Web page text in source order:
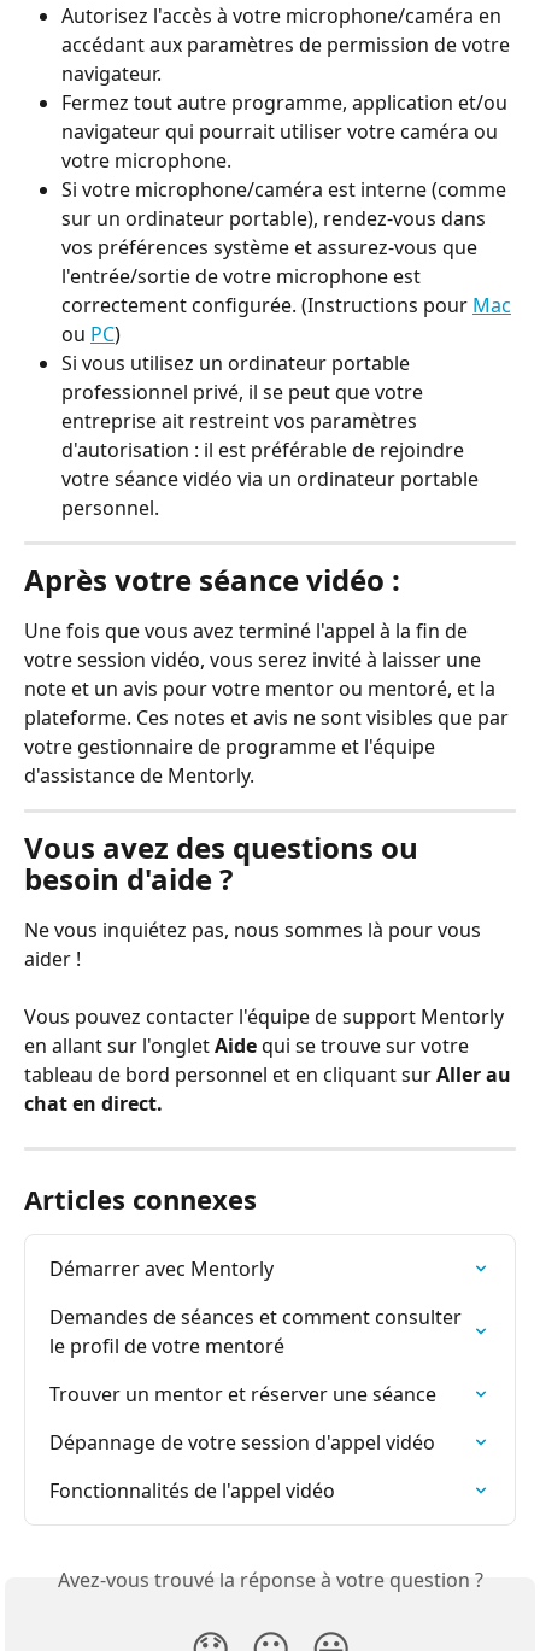
Autorisez l'accès à votre microphone/caméra en
accédant aux paramètres de permission de votre
navigateur.
Fermez tout autre programme, application et/ou
navigateur qui pourrait utiliser votre caméra ou
votre microphone.
Si votre microphone/caméra est interne (comme
sur un ordinateur portable), rendez-vous dans
vos préférences système et assurez-vous que
l'entrée/sortie de votre microphone est
correctement configurée. (Instructions pour Mac
ou PC)
Si vous utilisez un ordinateur portable
professionnel privé, il se peut que votre
entreprise ait restreint vos paramètres
d'autorisation : il est préférable de rejoindre
votre séance vidéo via un ordinateur portable
personnel.
Après votre séance vidéo :
Une fois que vous avez terminé l'appel à la fin de
votre session vidéo, vous serez invité à laisser une
note et un avis pour votre mentor ou mentoré, et la
plateforme. Ces notes et avis ne sont visibles que par
votre gestionnaire de programme et l'équipe
d'assistance de Mentorly.
Vous avez des questions ou
besoin d'aide ?
Ne vous inquiétez pas, nous sommes là pour vous
aider !
Vous pouvez contacter l'équipe de support Mentorly
en allant sur l'onglet Aide qui se trouve sur votre
tableau de bord personnel et en cliquant sur Aller au
chat en direct.
Articles connexes
Démarrer avec Mentorly
Demandes de séances et comment consulter
le profil de votre mentoré
Trouver un mentor et réserver une séance
Dépannage de votre session d'appel vidéo
Fonctionnalités de l'appel vidéo
Avez-vous trouvé la réponse à votre question ?